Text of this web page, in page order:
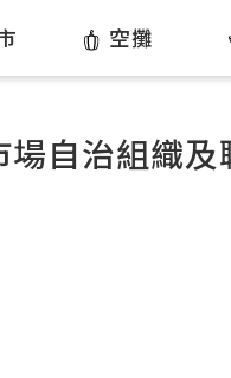
空攤
自治組織